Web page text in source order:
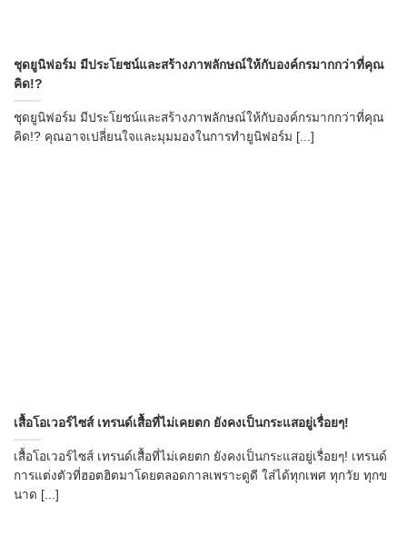
ชุดยูนิฟอร์ม มีประโยชน์และสร้างภาพลักษณ์ให้กับองค์กรมากกว่าที่คุณ
คิด!?
ชุดยูนิฟอร์ม มีประโยชน์และสร้างภาพลักษณ์ให้กับองค์กรมากกว่าที่คุณ
คิด!? คุณอาจเปลี่ยนใจและมุมมองในการทำยูนิฟอร์ม [...]
เสื้อโอเวอร์ไซส์ เทรนด์เสื้อที่ไม่เคยตก ยังคงเป็นกระแสอยู่เรื่อยๆ!
เสื้อโอเวอร์ไซส์ เทรนด์เสื้อที่ไม่เคยตก ยังคงเป็นกระแสอยู่เรื่อยๆ! เทรนด์
การแต่งตัวที่ฮอตฮิตมาโดยตลอดกาลเพราะดูดี ใส่ได้ทุกเพศ ทุกวัย ทุกข
นาด [...]
→
CONTACT US